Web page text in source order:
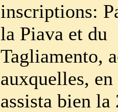
inscriptions:
la Piava et du
Tagliamento,
auxquelles,
assista bien la